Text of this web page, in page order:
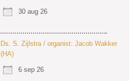
30 aug 26
Ds. S. Zijlstra / organist: Jacob Wakker
(HA)
6 sep 26